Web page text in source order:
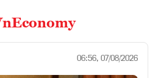
06:56, 07/08/2026